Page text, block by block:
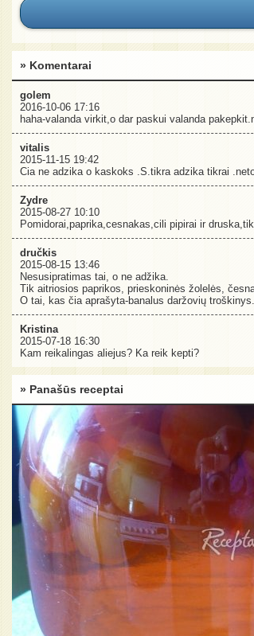
» Komentarai
golem
2016-10-06 17:16
haha-valanda virkit,o dar paskui valanda
vitalis
2015-11-15 19:42
Cia ne adzika o kaskoks .S.tikra adzika tikrai
Zydre
2015-08-27 10:10
Pomidorai,paprika,cesnakas,cili pipirai ir
dručkis
2015-08-15 13:46
Nesusipratimas tai, o ne adžika.
Tik aitriosios paprikos, prieskoninės žolelės,
O tai, kas čia aprašyta-banalus daržovių troškinys.
Kristina
2015-07-18 16:30
Kam reikalingas aliejus? Ka reik kepti?
» Panašūs receptai